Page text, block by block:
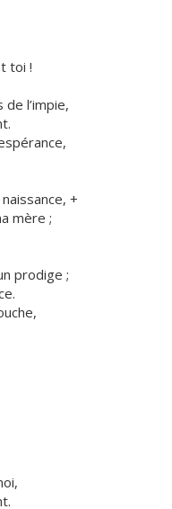
toi !
de l’impie,
+
mère ;
prodige ;